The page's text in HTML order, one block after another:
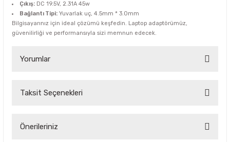
Çıkış: DC 19.5V, 2.31A 45w
Bağlantı Tipi: Yuvarlak uç, 4.5mm * 3.0mm
Bilgisayarınız için ideal çözümü keşfedin. Laptop adaptörümüz,
güvenilirliği ve performansıyla sizi memnun edecek.
Yorumlar
Bu ürüne ilk yorumu siz yapın!
Taksit Seçenekleri
Önerileriniz